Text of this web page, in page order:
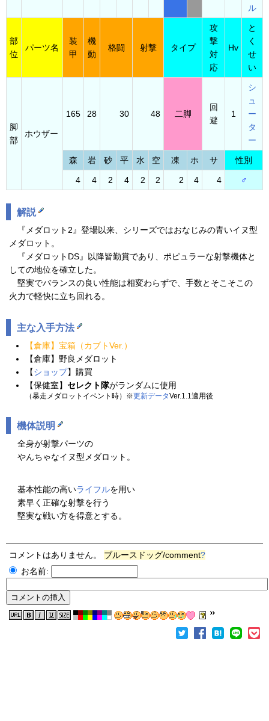
ル
部
位
パーツ名
装
甲
機
動
格闘 射撃 タイプ
攻
撃
対
応
Hv
と
く
せ
い
脚
部
ホウザー
165 28 30 48 二脚
回
避
1
シ
ュ
ー
タ
ー
森 岩 砂 平 水 空 凍 ホ サ 性別
4 4 2 4 2 2 2 4 4 ♂
解説
『メダロット2』登場以来、シリーズではおなじみの青いイヌ型
メダロット。
『メダロットDS』以降皆勤賞であり、ポピュラーな射撃機体と
しての地位を確立した。
堅実でバランスの良い性能は相変わらずで、手数とそこそこの
火力で軽快に立ち回れる。
主な入手方法
【倉庫】宝箱（カブトVer.）
【倉庫】野良メダロット
【ショップ】購買
【保健室】 セレクト隊がランダムに使用
（暴走メダロットイベント時）※更新データVer.1.1適用後
機体説明
全身が射撃パーツの
やんちゃなイヌ型メダロット。
基本性能の高いライフルを用い
素早く正確な射撃を行う
堅実な戦い方を得意とする。
コメントはありません。 ブルースドッグ/comment?
お名前: